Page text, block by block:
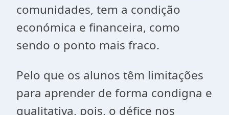
comunidades, tem a condição
económica e financeira, como
sendo o ponto mais fraco.
Pelo que os alunos têm limitações
para aprender de forma condigna e
qualitativa, pois, o défice nos